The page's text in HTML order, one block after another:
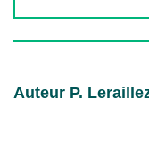
Auteur P.